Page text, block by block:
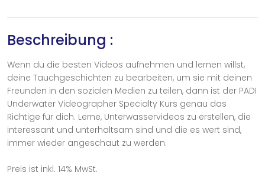
Beschreibung :
Wenn du die besten Videos aufnehmen und lernen willst,
deine Tauchgeschichten zu bearbeiten, um sie mit deinen
Freunden in den sozialen Medien zu teilen, dann ist der PADI
Underwater Videographer Specialty Kurs genau das
Richtige für dich. Lerne, Unterwasservideos zu erstellen, die
interessant und unterhaltsam sind und die es wert sind,
immer wieder angeschaut zu werden.
Preis ist inkl. 14% MwSt.